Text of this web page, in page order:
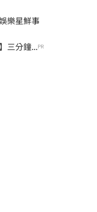
樂星鮮事
三分鐘...PR